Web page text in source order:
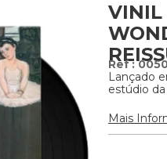
VINIL
:
Lançado
estúdio
Mais